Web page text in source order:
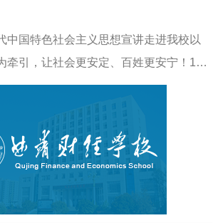
中国特色社会主义思想宣讲走进我校以
牵引，让社会更安定、百姓更安宁！19
习近平新时代中国特色社会主义思想宣
广大党员干部送上精神大..